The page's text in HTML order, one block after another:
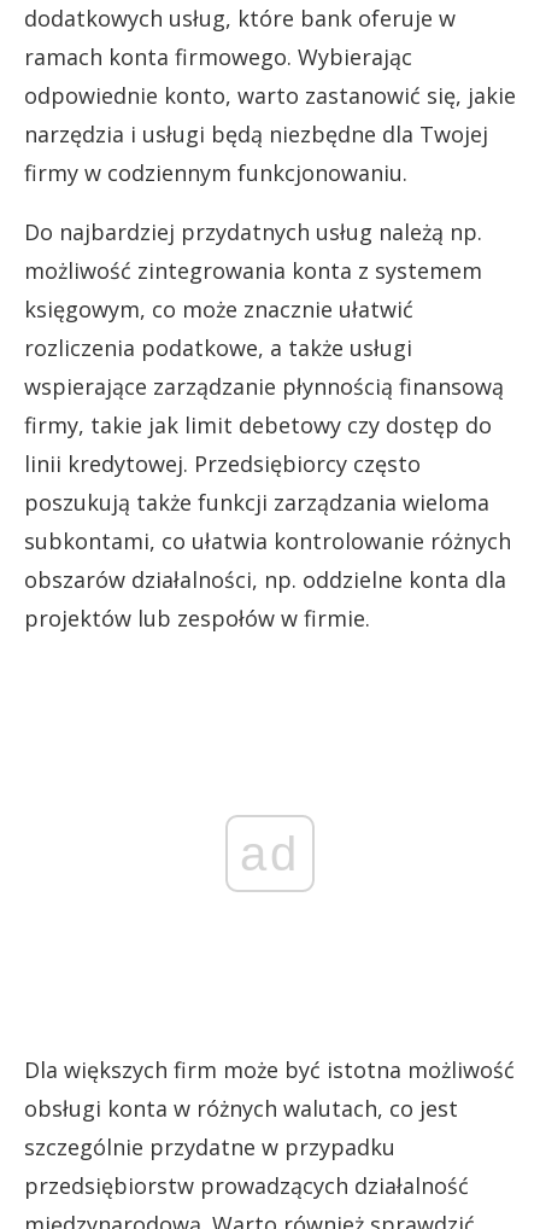
dodatkowych usług, które bank oferuje w
ramach konta firmowego. Wybierając
odpowiednie konto, warto zastanowić się, jakie
narzędzia i usługi będą niezbędne dla Twojej
firmy w codziennym funkcjonowaniu.
Do najbardziej przydatnych usług należą np.
możliwość zintegrowania konta z systemem
księgowym, co może znacznie ułatwić
rozliczenia podatkowe, a także usługi
wspierające zarządzanie płynnością finansową
firmy, takie jak limit debetowy czy dostęp do
linii kredytowej. Przedsiębiorcy często
poszukują także funkcji zarządzania wieloma
subkontami, co ułatwia kontrolowanie różnych
obszarów działalności, np. oddzielne konta dla
projektów lub zespołów w firmie.
ad
Dla większych firm może być istotna możliwość
obsługi konta w różnych walutach, co jest
szczególnie przydatne w przypadku
przedsiębiorstw prowadzących działalność